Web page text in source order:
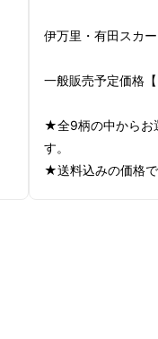
伊万里・有田スカ
一般販売予定価格
★全9柄の中からお
す。
★送料込みの価格